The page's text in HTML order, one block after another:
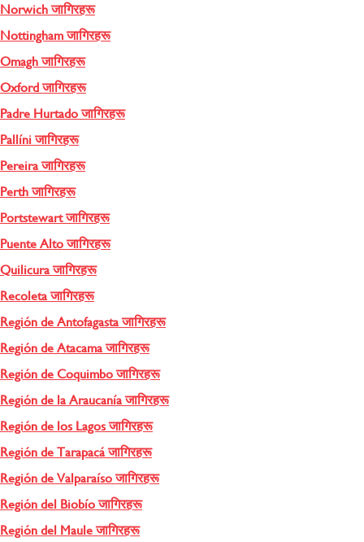
Norwich जागिरहरू
Nottingham जागिरहरू
Omagh जागिरहरू
Oxford जागिरहरू
Padre Hurtado जागिरहरू
Pallíni जागिरहरू
Pereira जागिरहरू
Perth जागिरहरू
Portstewart जागिरहरू
Puente Alto जागिरहरू
Quilicura जागिरहरू
Recoleta जागिरहरू
Región de Antofagasta जागिरहरू
Región de Atacama जागिरहरू
Región de Coquimbo जागिरहरू
Región de la Araucanía जागिरहरू
Región de los Lagos जागिरहरू
Región de Tarapacá जागिरहरू
Región de Valparaíso जागिरहरू
Región del Biobío जागिरहरू
Región del Maule जागिरहरू